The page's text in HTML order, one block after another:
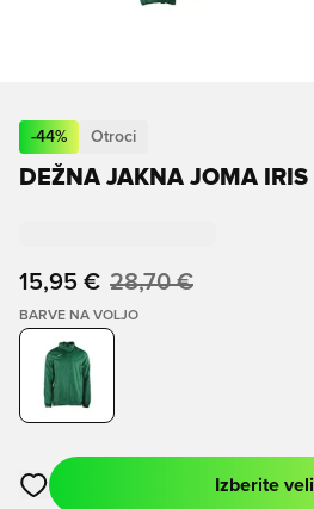
-44% Otroci
DEŽNA JAKNA JOMA IRIS
15,95 € 28,70 €
BARVE NA VOLJO
Odpre Modal za prijavo ali vpis kot
Izberite